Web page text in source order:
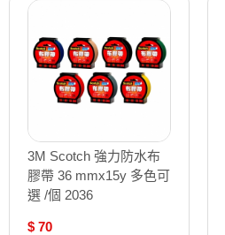
3M Scotch 強力防水布
膠帶 36 mmx15y 多色可
選 /個 2036
$ 70